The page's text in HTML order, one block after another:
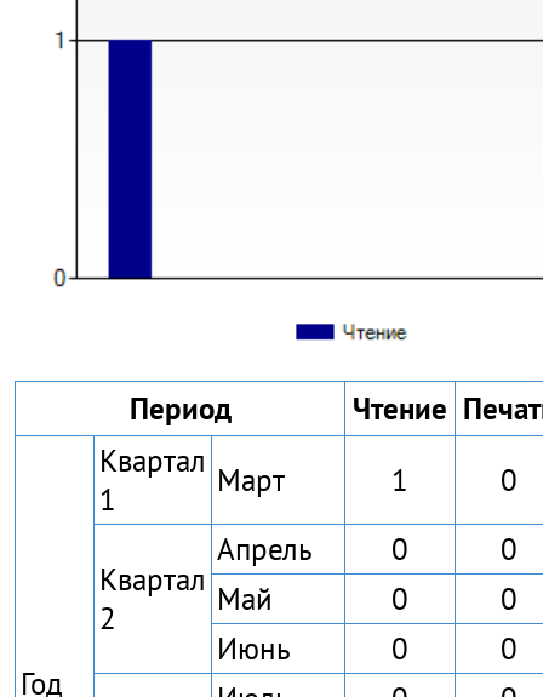
Период Чтение
Год
Квартал
1
Март 1 0
Квартал
2
Апрель 0
0
Май
0
0
Июнь
0 0